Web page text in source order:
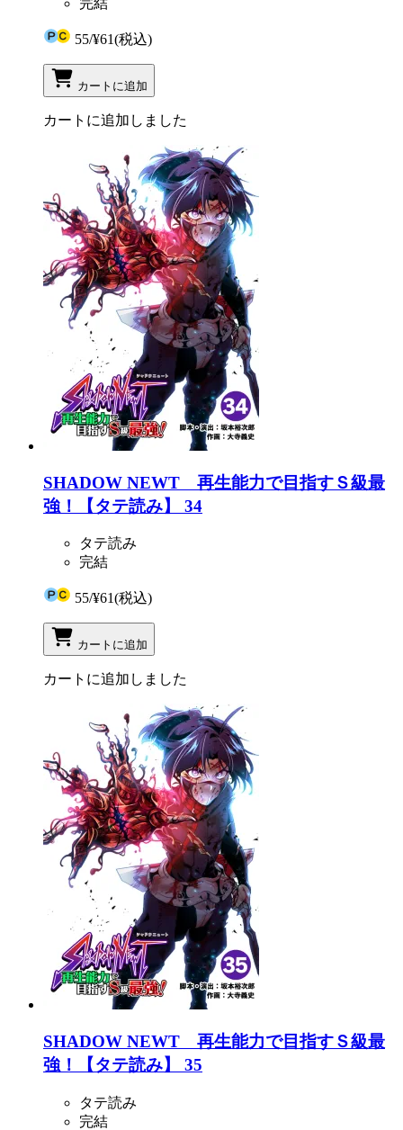
完結
55/¥61(税込)
カートに追加
カートに追加しました
SHADOW NEWT 再生能力で目指すＳ級最
強！【タテ読み】 34
タテ読み
完結
55/¥61(税込)
カートに追加
カートに追加しました
SHADOW NEWT 再生能力で目指すＳ級最
強！【タテ読み】 35
タテ読み
完結